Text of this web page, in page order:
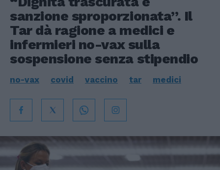
sanzione sproporzionata”. Il
Tar dà ragione a medici e
infermieri no-vax sulla
sospensione senza stipendio
no-vax covid vaccino tar medici